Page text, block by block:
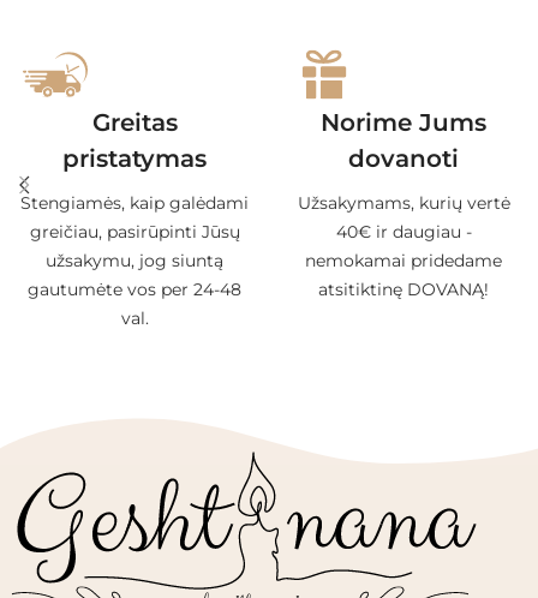
Greitas
pristatymas
Stengiamės, kaip galėdami
greičiau, pasirūpinti Jūsų
užsakymu, jog siuntą
gautumėte vos per 24-48
val.
Norime Jums
dovanoti
Užsakymams, kurių vertė
40€ ir daugiau -
nemokamai pridedame
atsitiktinę DOVANĄ!